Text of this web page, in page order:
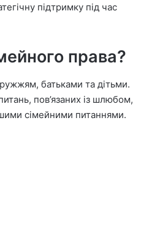
підтримку під час
права?
батьками та дітьми.
пов’язаних із шлюбом,
сімейними питаннями.